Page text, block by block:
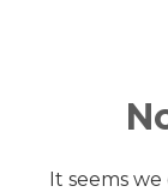
It seems